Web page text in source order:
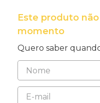
Este produto
momento
Quero saber